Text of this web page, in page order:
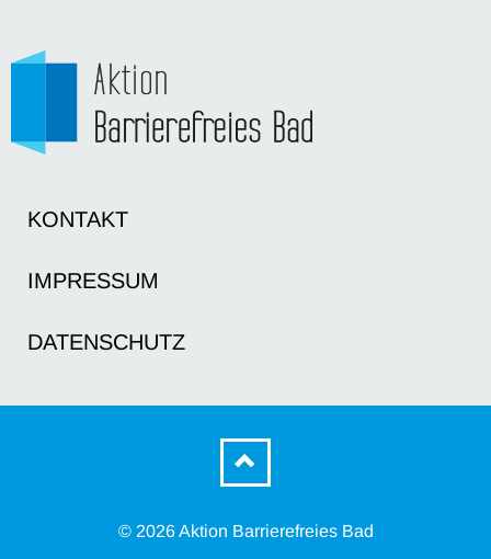
KONTAKT
IMPRESSUM
DATENSCHUTZ
© 2026 Aktion Barrierefreies Bad